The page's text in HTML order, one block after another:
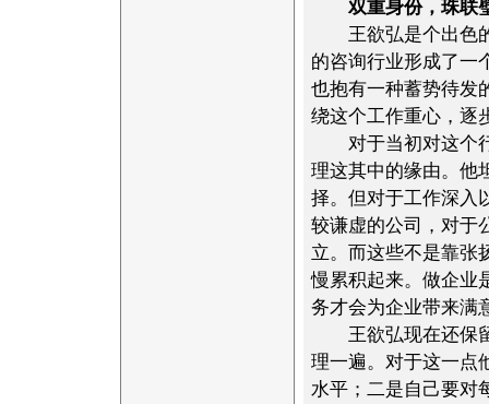
双重身份，珠联
王欲弘是个出色的
的咨询行业形成了一
也抱有一种蓄势待发
绕这个工作重心，逐
对于当初对这个行
理这其中的缘由。他
择。但对于工作深入
较谦虚的公司，对于
立。而这些不是靠张
慢累积起来。做企业
务才会为企业带来满
王欲弘现在还保留
理一遍。对于这一点
水平；二是自己要对